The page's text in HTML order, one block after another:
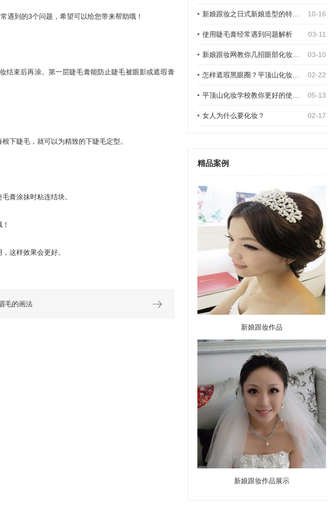
到的3个问题，希望可以给您带来帮助哦！
束后再涂。第一层睫毛膏能防止睫毛被眼影或遮瑕膏
睫毛，就可以为精致的下睫毛定型。
膏涂抹时粘连结块。
这样效果会更好。
毛的画法
10-16
使用睫毛膏经常遇到问题解析 03-11
03-10
02-22
05-13
女人为什么要化妆？ 02-17
精品案例
新娘跟妆作品
新娘跟妆作品展示